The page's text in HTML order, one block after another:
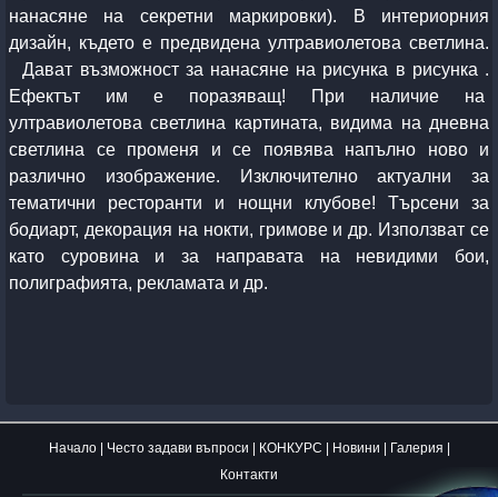
нанасяне на секретни маркировки). В интериорния
дизайн, където е предвидена ултравиолетова светлина.
Дават възможност за нанасяне на рисунка в рисунка .
Ефектът им е поразяващ! При наличие на
ултравиолетова светлина картината, видима на дневна
светлина се променя и се появява напълно ново и
различно изображение. Изключително актуални за
тематични ресторанти и нощни клубове! Търсени за
бодиарт, декорация на нокти, гримове и др. Използват се
като суровина и за направата на невидими бои,
полиграфията, рекламата и др.
Начало| Често задави въпроси КОНКУРС Новини Галерия
Контакти